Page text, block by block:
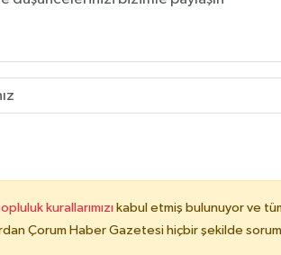
kurallarımızı kabul etmiş bulunuyor ve
Çorum Haber Gazetesi hiçbir şekilde